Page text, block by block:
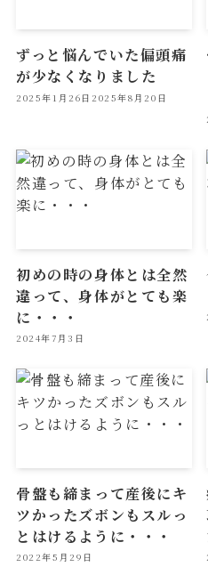
ずっと悩んでいた偏頭痛
が少なくなりました
2025年1月26日 2025年8月20日
初めの時の身体とは全然
違って、身体がとても楽
に・・・
2024年7月3日
骨盤も締まって産後にキ
ツかったズボンもスルっ
とはけるように・・・
2022年5月29日